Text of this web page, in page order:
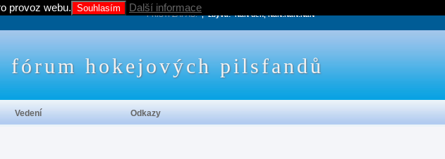
PRÍŠTÍ ZÁPAS:, zbývá:NaN den, NaN:NaN:NaN
fórum hokejových pilsfandů
Vedení Odkazy
provoz webu. Souhlasím Další informace